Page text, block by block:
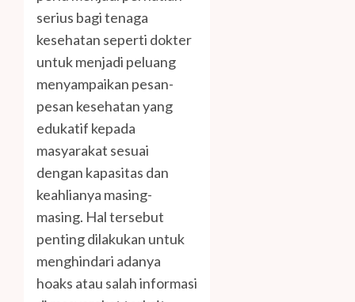
serius bagi tenaga
kesehatan seperti dokter
untuk menjadi peluang
menyampaikan pesan-
pesan kesehatan yang
edukatif kepada
masyarakat sesuai
dengan kapasitas dan
keahlianya masing-
masing. Hal tersebut
penting dilakukan untuk
menghindari adanya
hoaks atau salah informasi